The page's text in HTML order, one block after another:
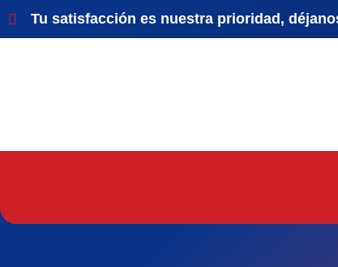
Tu satisfacción es nuestra prioridad,